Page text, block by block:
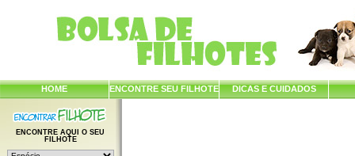
HOME ENCONTRE SEU FILHOTE DICAS E CUIDADOS
ENCONTRE AQUI O SEU
FILHOTE